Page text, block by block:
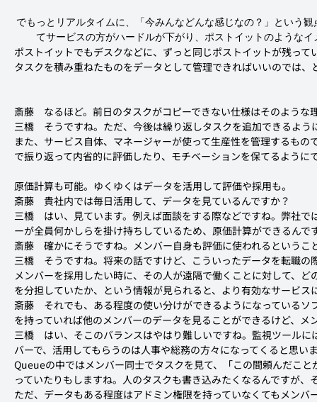
でもっとリアルタイムに、「今みんなどんな感じなの？」という
てサービスの方がハードルが下がり、ポストイットのような
ポストイットでもデスクなどに、ずっと同じポストイットが残っ
タスクを積み重ねたものをデータとして管理できればいいのでは、
斎藤 なるほど。前日のタスクがコピーできない仕様はそのような
三橋 そうですね。ただ、今後は繰り返しタスクを追加できるよう
また、サービス自体、マネージャーが使って生産性を管理するも
で振り返って内省的に評価したり、モチベーションを保てるように
原価計算も可能。ゆくゆくはデータを活用して評価や採用も。
斎藤 貴社内では毎日活用して、データを見ているんですか？
三橋 はい、見ています。例えば面談をする際などですね。弊社で
ーが全員何かしらを掛け持ちしているため、原価計算ができるんで
斎藤 確かにそうですね。メンバー自身も評価に使われるというこ
三橋 そうですね。将来の話ですけど、こういったデータを転職
メンバーを採用したい時に、その人が遠隔で働くことに対して、
を分担していたか、という情報が見られると、より有効なサービス
斎藤 それでも、ある程度の使い分けができるようになっている
を持っていれば他のメンバーのデータを見ることができるけど、メ
三橋 はい、そこのバランスはやはり難しいですね。監視ツール
バーで、活用してもらうのは人事や総務の方々になってくると思い
Queueの中ではメンバー同士でタスクを見て、「この間頼んだこ
っていたりもしますね。人のタスクも書き込みたくなるんですが
ただ、データもある程度はアドミン権限を持っていなくてもメン